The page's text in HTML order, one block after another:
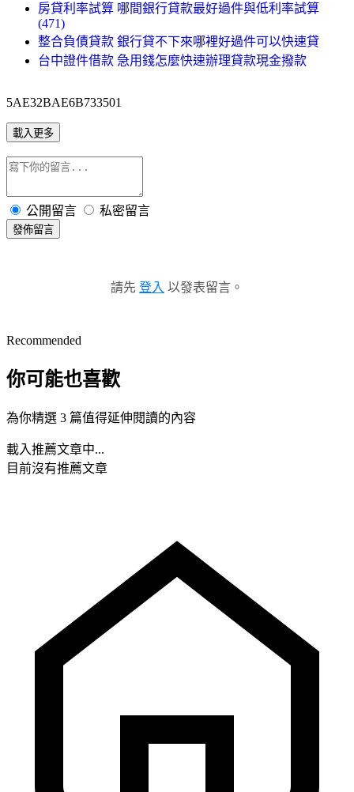
房貸利率試算 哪間銀行貸款最好過件與低利率試算
(471)
整合負債貸款 銀行貸不下來哪裡好過件可以快速貸
台中證件借款 急用錢怎麼快速辦理貸款現金撥款
5AE32BAE6B733501
載入更多
公開留言 私密留言
發佈留言
請先 登入 以發表留言。
Recommended
你可能也喜歡
為你精選 3 篇值得延伸閱讀的內容
載入推薦文章中...
目前沒有推薦文章